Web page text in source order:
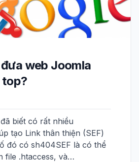
web Joomla
top?
biết có rất nhiều
tạo Link thân thiện (SEF)
đó có sh404SEF là có thể
file .htaccess, và…